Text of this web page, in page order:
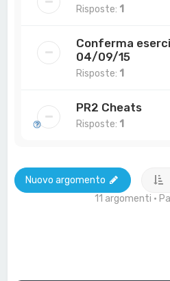
Risposte: 1
Conferma
04/09/15
Risposte: 1
PR2 Cheats
Risposte: 1
Nuovo argomento
11 argomenti •